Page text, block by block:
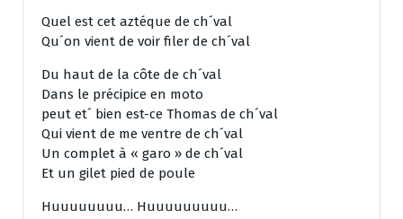
Quel est cet aztéque de ch´val
Qu´on vient de voir filer de ch´val
Du haut de la côte de ch´val
Dans le précipice en moto
peut et´ bien est-ce Thomas de ch´val
Qui vient de me ventre de ch´val
Un complet à « garo » de ch´val
Et un gilet pied de poule
Huuuuuuuu… Huuuuuuuuu…